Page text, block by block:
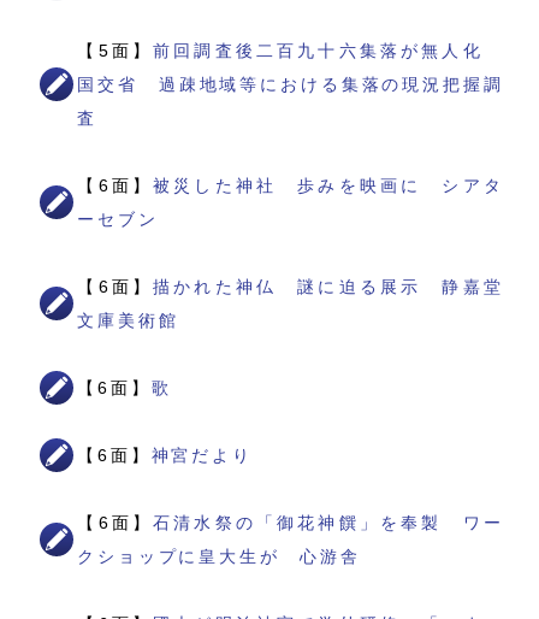
【5面】前回調査後二百九十六集落が無人化
国交省 過疎地域等における集落の現況把握調
査
【6面】被災した神社 歩みを映画に シアタ
ーセブン
【6面】描かれた神仏 謎に迫る展示 静嘉堂
文庫美術館
【6面】 歌
【6面】 神宮だより
【6面】石清水祭の「御花神饌」を奉製 ワー
クショップに皇大生が 心游舎